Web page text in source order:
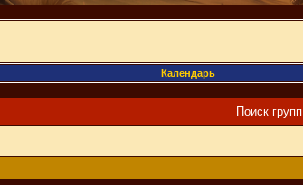
Календарь
Поиск групп